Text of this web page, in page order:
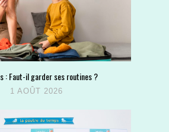
: Faut-il garder ses routines ?
1 AOÛT 2026